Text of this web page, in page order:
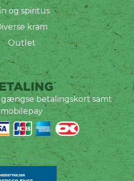
og spiritus
kram
Outlet
gængse betalingskort samt
mobilepay